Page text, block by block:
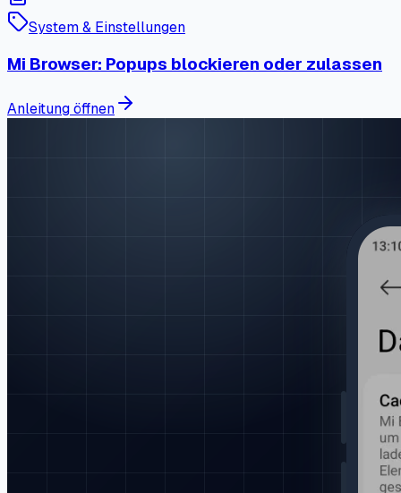
System & Einstellungen
Mi Browser: Popups blockieren oder zulassen
Anleitung öffnen